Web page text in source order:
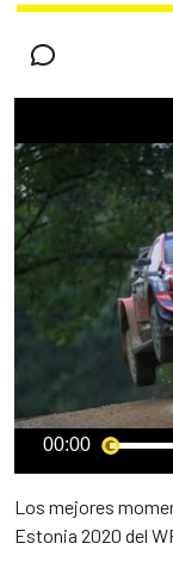
00:00
Los mejores
Estonia 2020 del